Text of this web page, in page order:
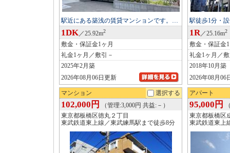
駅近にある築浅の賃貸マンションです。…
1DK／25.92m2
敷金・保証金1ヶ月
礼金1ヶ月／敷引－
2025年2月築
2026年08月06日更新
駅徒歩1分・
1R／25.16m2
敷金・保証金
礼金1ヶ月／
2018年10月築
2026年08月06
マンション 選択する
102,000円
（管理:3,000円 共益:－）
東京都板橋区徳丸２丁目
東武鉄道東上線／東武練馬駅まで徒歩8分
アパート
95,000円
東京都板橋区
東武鉄道東上